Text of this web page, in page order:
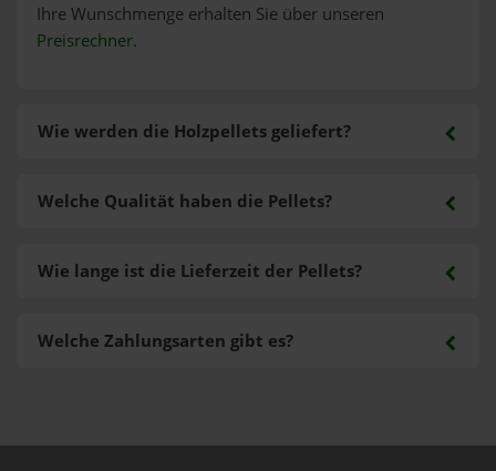
Ihre Wunschmenge erhalten Sie über unseren
Preisrechner.
Wie werden die Holzpellets geliefert?
Welche Zahlungsarten gibt es?
Welche Qualität haben die Pellets?
Wie lange ist die Lieferzeit der Pellets?